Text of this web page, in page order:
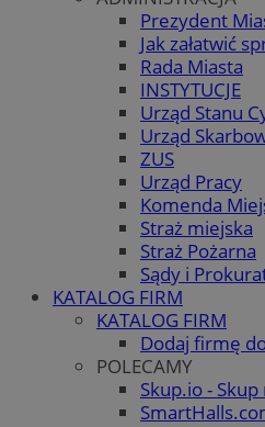
Prezydent
Jak załatwić
Rada Miasta
INSTYTUCJE
Urząd Stanu
Urząd
ZUS
Urząd Pracy
Komenda
Straż miejska
Straż Pożarna
Sądy i
KATALOG FIRM
KATALOG FIRM
Dodaj firmę
POLECAMY
Skup.io -